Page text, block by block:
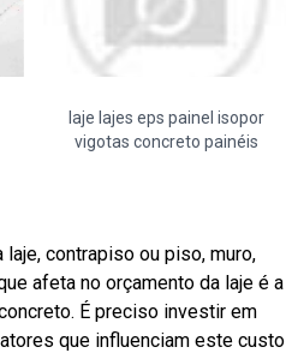
laje lajes eps painel isopor
vigotas concreto painéis
contrapiso ou piso, muro,
afeta no orçamento da laje é a
É preciso investir em
que influenciam este custo